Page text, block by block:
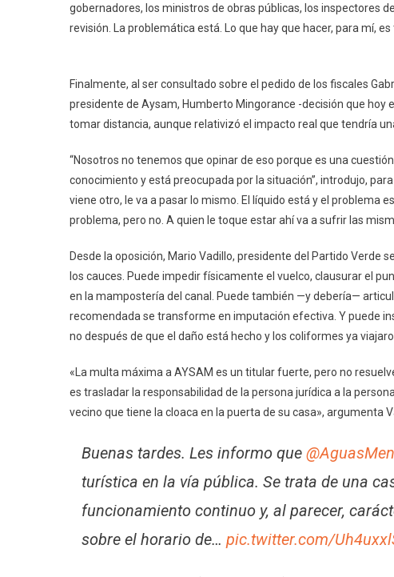
gobernadores, los ministros de obras públicas, los inspectores
revisión. La problemática está. Lo que hay que hacer, para mí, es
Finalmente, al ser consultado sobre el pedido de los fiscales
presidente de Aysam, Humberto Mingorance -decisión que hoy
tomar distancia, aunque relativizó el impacto real que tendría
“Nosotros no tenemos que opinar de eso porque es una
conocimiento y está preocupada por la situación”, introdujo,
viene otro, le va a pasar lo mismo. El líquido está y el problema
problema, pero no. A quien le toque estar ahí va a sufrir las
Desde la oposición, Mario Vadillo, presidente del Partido
los cauces. Puede impedir físicamente el vuelco, clausurar el
en la mampostería del canal. Puede también —y debería—
recomendada se transforme en imputación efectiva. Y puede
no después de que el daño está hecho y los coliformes ya
«La multa máxima a AYSAM es un titular fuerte, pero no
es trasladar la responsabilidad de la persona jurídica a la
vecino que tiene la cloaca en la puerta de su casa», argumenta
Buenas tardes. Les informo que
turística en la vía pública. Se trata de una
funcionamiento continuo y, al parecer,
sobre el horario de… pic.twitter.com/